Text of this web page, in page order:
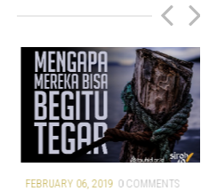
FEBRUARY 06, 2019 0 COMMENTS
P
r
e
v
N
e
x
t